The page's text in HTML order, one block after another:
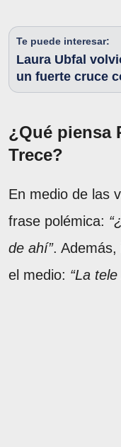
Te puede interesar:
Laura Ubfal
un fuerte cruce
¿Qué piensa
Trece?
En medio de las
frase polémica:
de ahí”. Además,
el medio: “La